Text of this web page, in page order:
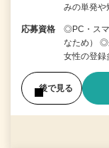
みの単発や
応募資格
◎PC・ス
なため） ◎
女性の登
後で見る